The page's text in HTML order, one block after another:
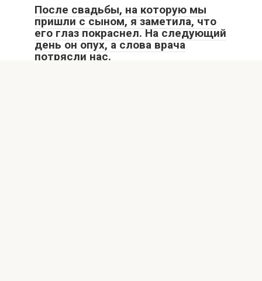
После свадьбы, на которую мы
пришли с сыном, я заметила, что
его глаз покраснел. На следующий
день он опух, а слова врача
потрясли нас.